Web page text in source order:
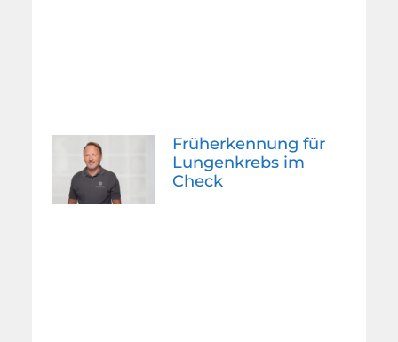
Früherkennung für
Lungenkrebs im
Check